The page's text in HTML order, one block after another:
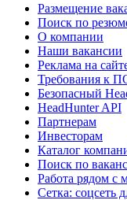
Размещение
Поиск по
О компании
Наши вакансии
Реклама на
Требования к
Безопасный
HeadHunter API
Партнерам
Инвесторам
Каталог
Поиск по
Работа рядом с
Сетка: соцсеть